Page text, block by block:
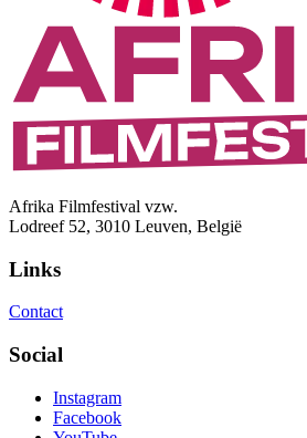
Afrika Filmfestival vzw.
Lodreef 52, 3010 Leuven, België
Links
Contact
Social
Instagram
Facebook